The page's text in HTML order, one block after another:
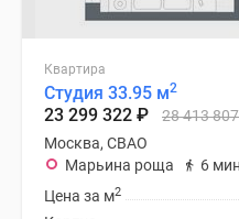
Квартира
Студия 33.95 м2
23 299 322 ₽ 28 413
Москва, СВАО
Марьина роща
6
Цена за м2